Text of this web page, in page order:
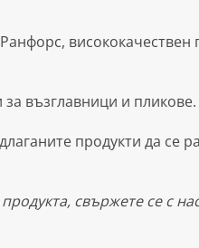
висококачествен
възглавници и пликове.
продукти да се
свържете се с